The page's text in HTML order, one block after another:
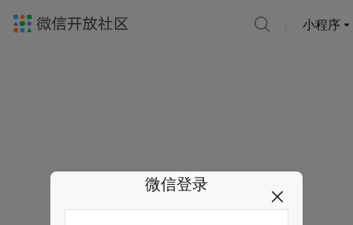
小程序
微信登录